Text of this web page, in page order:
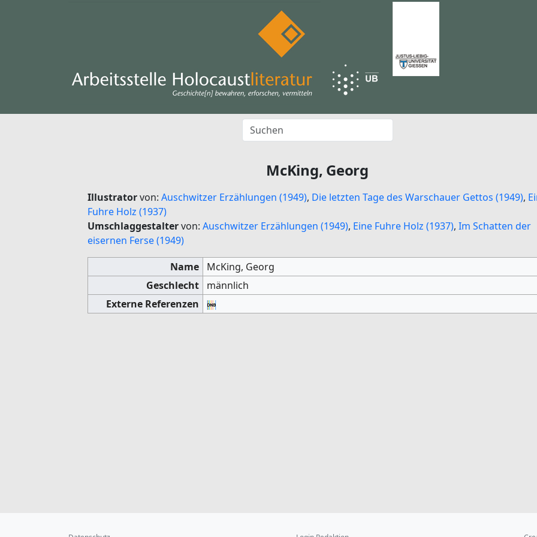
McKing, Georg
Illustratorvon: Auschwitzer Erzählungen (1949), Die letzten Tage des Warschauer Gettos (1949),
Fuhre Holz (1937)
Umschlaggestaltervon: Auschwitzer Erzählungen (1949), Eine Fuhre Holz (1937), Im Schatten der
eisernen Ferse (1949)
Name
McKing, Georg
Geschlecht
männlich
Externe Referenzen